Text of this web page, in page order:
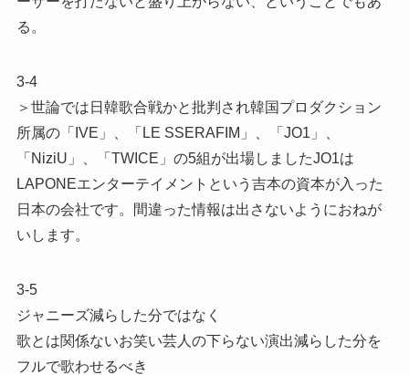
る。
3-4
＞世論では日韓歌合戦かと批判され韓国プロダクション
所属の「IVE」、「LE SSERAFIM」、「JO1」、
「NiziU」、「TWICE」の5組が出場しましたJO1は
LAPONEエンターテイメントという吉本の資本が入った
日本の会社です。間違った情報は出さないようにおねが
いします。
3-5
ジャニーズ減らした分ではなく
歌とは関係ないお笑い芸人の下らない演出減らした分を
フルで歌わせるべき